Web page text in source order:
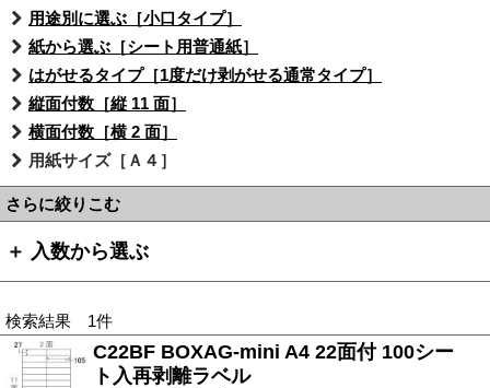
用途別に選ぶ［小口タイプ］
紙から選ぶ［シート用普通紙］
はがせるタイプ［1度だけ剥がせる通常タイプ］
縦面付数［縦 11 面］
横面付数［横 2 面］
用紙サイズ［Ａ４］
さらに絞りこむ
＋ 入数から選ぶ
検索結果 1件
C22BF BOXAG-mini A4 22面付 100シー
ト入再剥離ラベル